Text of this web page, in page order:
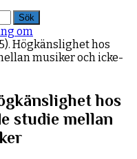
om
Högkänslighet hos
musiker och icke-
hos
studie mellan